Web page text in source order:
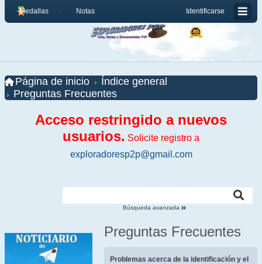
Identificarse
Medallas Notas
Página de inicio
Índice general
Preguntas Frecuentes
Acceso restringido a nuevos
usuarios. Solicite registro a
exploradoresp2p@gmail.com
Búsqueda avanzada
Preguntas Frecuentes
Problemas acerca de la identificación y el